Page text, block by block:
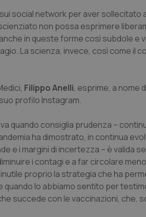
social network per aver sollecitato
non possa esprimere
in queste forme così subdole e
La scienza, invece, così come il
Filippo Anelli, esprime, a nome
profilo Instagram.
quando consiglia prudenza –
ha dimostrato, in continua
e i margini di incertezza – è valida
i contagi e a far circolare
proprio la strategia che ha
lo abbiamo sentito per
succede con le vaccinazioni, che,